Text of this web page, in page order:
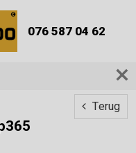
076 587 04 62
Terug